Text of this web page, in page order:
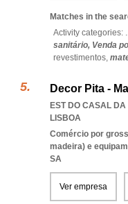
Matches in the
Activity categories:
sanitário, Venda
revestimentos,
Decor Pita -
EST DO CASAL
LISBOA
Comércio por
madeira) e
SA
Ver empresa